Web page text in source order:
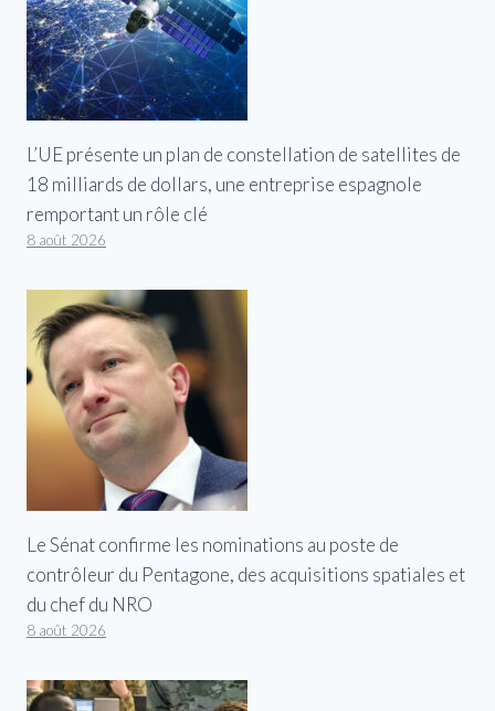
L’UE présente un plan de constellation de satellites de
18 milliards de dollars, une entreprise espagnole
remportant un rôle clé
8 août 2026
Le Sénat confirme les nominations au poste de
contrôleur du Pentagone, des acquisitions spatiales et
du chef du NRO
8 août 2026